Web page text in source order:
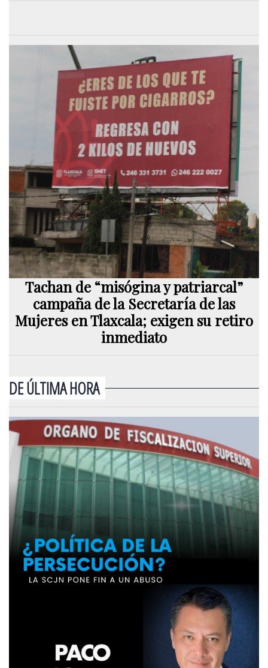
Tachan de “misógina y patriarcal”
campaña de la Secretaría de las
Mujeres en Tlaxcala; exigen su retiro
inmediato
DE ÚLTIMA HORA